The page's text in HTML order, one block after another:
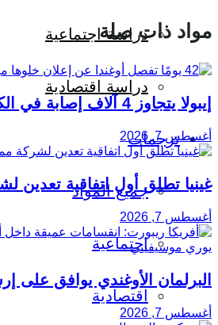
دراسة اجتماعية
دراسة اقتصادية
ترجمات
جميع المواد
اجتماعية
اقتصادية
مواد ذات صلة
إيبولا يتجاوز 4 آلاف إصابة في الكونغو الديمقراطية
أغسطس 7, 2026
غينيا تطلق أول اتفاقية تعدين
أغسطس 7, 2026
البرلمان الأوغندي يوافق على
أغسطس 7, 2026